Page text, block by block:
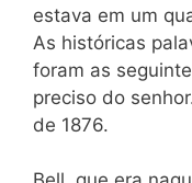
estava em um
As históricas
foram as
preciso do
de 1876.